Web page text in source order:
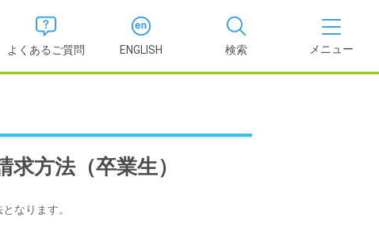
よくあるご質問 ENGLISH 検索
情報
状況報告書
薬学部
方法（卒業生）
なります。